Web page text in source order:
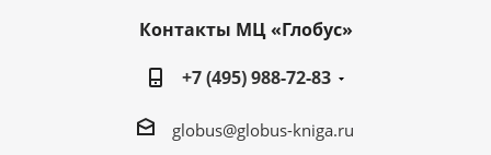
Контакты МЦ «Глобус»
+7 (495) 988-72-83
globus@globus-kniga.ru